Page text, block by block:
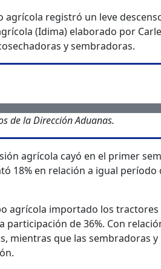
registró un leve
(Idima) elaborado por
y sembradoras.
de la Dirección Aduanas.
agrícola cayó en el primer
18% en relación a igual período
agrícola importado los tractores
de 36%. Con
mientras que las sembradoras y